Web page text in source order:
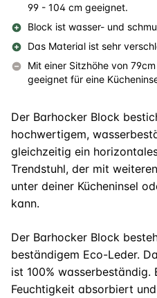
99 - 104 cm geeignet.
Block ist wasser- und
Das Material ist sehr
Mit einer Sitzhöhe von
geeignet für eine
Der Barhocker Block
hochwertigem,
gleichzeitig ein
Trendstuhl, der mit
unter deiner Kücheninsel
kann.
Der Barhocker Block
beständigem Eco-Leder.
ist 100% wasserbeständig.
Feuchtigkeit absorbiert